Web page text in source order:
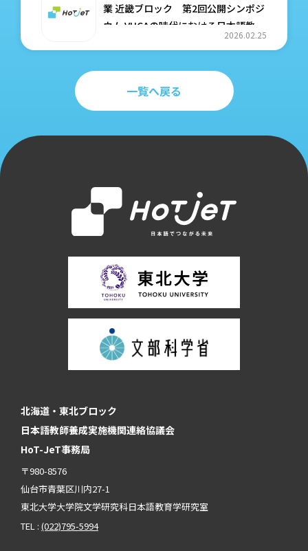
業 近畿ブロック 第2回公開シンポジ
ウム VUCAの時代における日本語教師
養成と教員研修 ―変わるものと変わ
2026.02.25
一覧へ戻る
北海道・東北ブロック
日本語教師養成実施機関連絡協議会
HoT-JeT事務局
〒980-8576
仙台市青葉区川内27-1
東北大学大学院文学研究科日本語教育学研究室
TEL : (022)795-5994